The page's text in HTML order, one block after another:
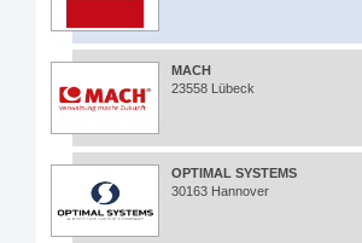
MACH
23558 Lübeck
OPTIMAL SYSTEMS
30163 Hannover